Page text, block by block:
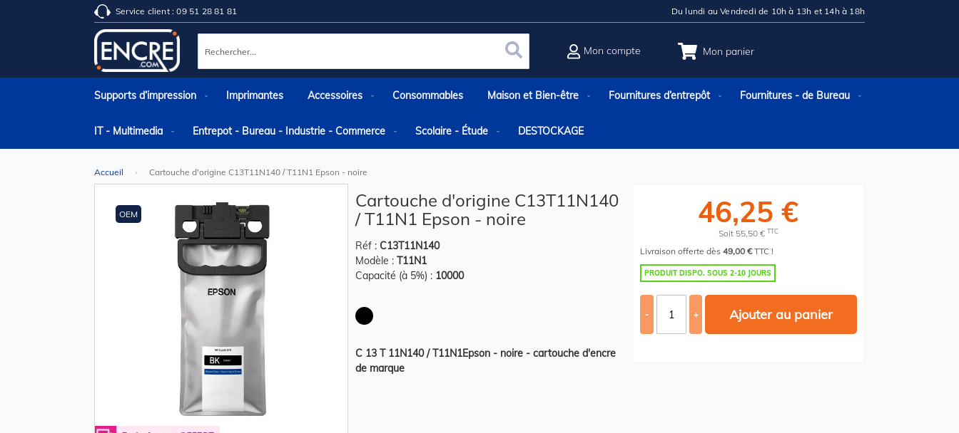
Service client : 09 51 28 81 81 Du lundi au Vendredi de 10h à 13h et 14h à 18h
Mon panier
Rechercher Rechercher
Mon compte
Supports d’impression Imprimantes Accessoires Consommables Maison et Bien-être Fournitures d’entrepôt Fournitures - de Bureau
IT - Multimedia Entrepot - Bureau - Industrie - Commerce Scolaire - Étude DESTOCKAGE
Accueil
Cartouche d'origine C13T11N140 / T11N1 Epson - noire
OEM
Cartouche d'origine C13T11N140
/ T11N1 Epson - noire
Réf : C13T11N140
Modèle : T11N1
Capacité (à 5%) : 10000
C 13 T 11N140 / T11N1Epson - noire - cartouche d'encre
de marque
46,25 €
Soit 55,50 € TTC
Livraison offerte dès49,00 €TTC !
PRODUIT DISPO. SOUS 2-10 JOURS
- + Ajouter au panier